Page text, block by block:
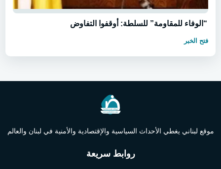
“الوفاء للمقاومة” للسلطة: أوقفوا التفاوض
فتح الخبر
موقع لبناني يغطي الأحداث السياسية والإقتصادية والأمنية في لبنان والعالم
روابط سريعة